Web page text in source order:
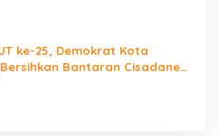
ke-25, Demokrat Kota
Bantaran Cisadane